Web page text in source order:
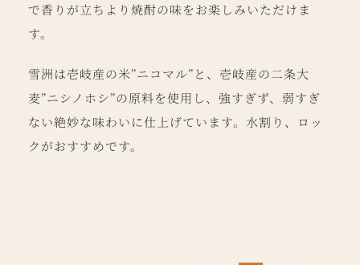
で香りが立ちより焼酎の味をお楽しみいただけま
す。
雪洲は壱岐産の米”ニコマル”と、壱岐産の二条大
麦”ニシノホシ”の原料を使用し、強すぎず、弱すぎ
ない絶妙な味わいに仕上げています。水割り、ロッ
クがおすすめです。